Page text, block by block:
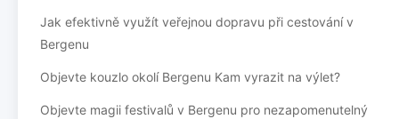
Jak efektivně využít veřejnou dopravu při cestování v
Bergenu
Objevte kouzlo okolí Bergenu Kam vyrazit na výlet?
Objevte magii festivalů v Bergenu pro nezapomenutelný